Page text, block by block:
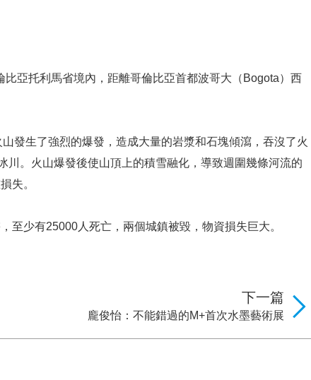
亞托利馬省境內，距離哥倫比亞首都波哥大（Bogota）西
發生了強烈的爆發，造成大量的岩漿和石塊傾瀉，吞沒了火
。火山爆發後使山頂上的積雪融化，導致週圍幾條河流的
失。
至少有25000人死亡，兩個城鎮被毀，物資損失巨大。
下一篇
龐俊怡：不能錯過的M+首次水墨藝術展